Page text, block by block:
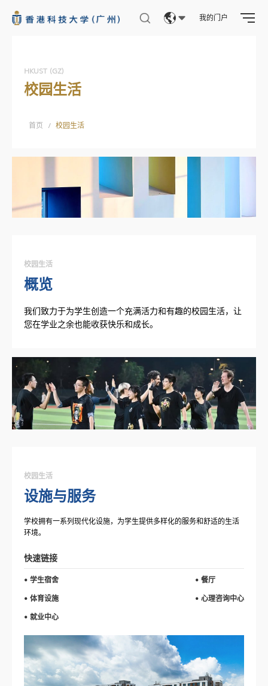
我的门户
HKUST (GZ)
校园生活
首页 / 校园生活
校园生活
概览
我们致力于为学生创造一个充满活力和有趣的校园生活，让
您在学业之余也能收获快乐和成长。
校园生活
设施与服务
学校拥有一系列现代化设施，为学生提供多样化的服务和舒适的生活
环境。
快速链接
学生宿舍
体育设施
就业中心
餐厅
心理咨询中心